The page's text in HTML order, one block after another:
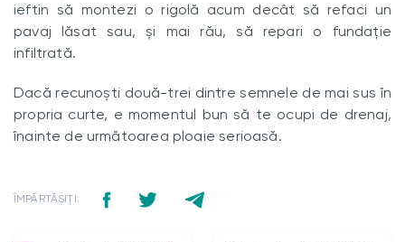
ieftin să montezi o rigolă acum decât să refaci un
pavaj lăsat sau, și mai rău, să repari o fundație
infiltrată.
Dacă recunoști două-trei dintre semnele de mai sus în
propria curte, e momentul bun să te ocupi de drenaj,
înainte de următoarea ploaie serioasă.
ÎMPĂRTĂȘIȚI: